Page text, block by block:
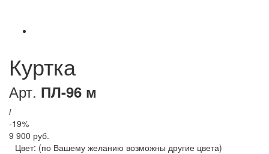
Куртка
Арт. ПЛ-96 м
i
-19%
9 900 руб.
Цвет: (по Вашему желанию возможны другие цвета)